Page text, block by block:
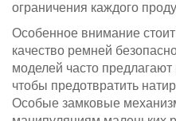
ограничения каждого
Особенное внимание
качество ремней
моделей часто
чтобы предотвратить
Особые замковые